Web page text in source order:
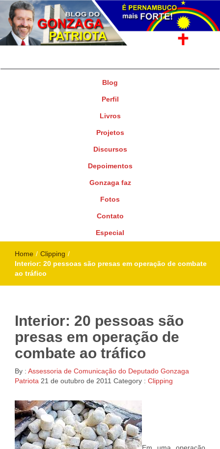
Blog
Perfil
Livros
Projetos
Discursos
Depoimentos
Gonzaga faz
Fotos
Contato
Especial
Home / Clipping /
Interior: 20 pessoas são presas em operação de combate
ao tráfico
Interior: 20 pessoas são
presas em operação de
combate ao tráfico
By : Assessoria de Comunicação do Deputado Gonzaga
Patriota 21 de outubro de 2011 Category : Clipping
Em uma operação